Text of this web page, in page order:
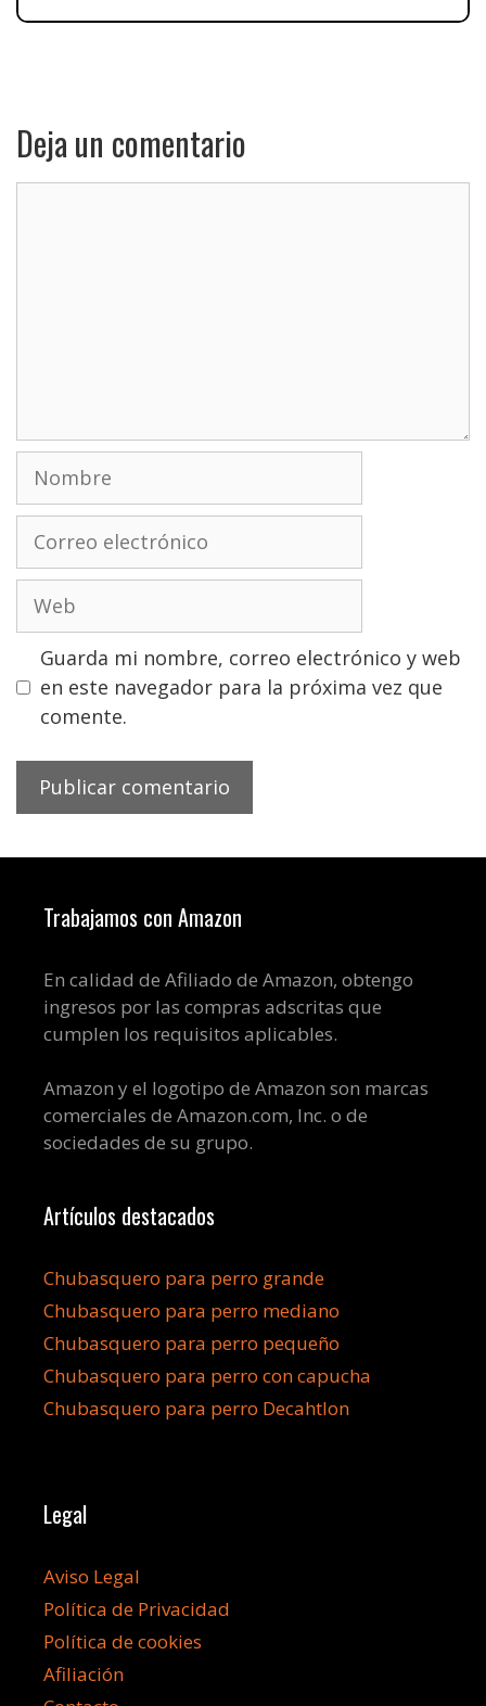
Deja un comentario
Nombre
electrónico
Guarda mi nombre, correo electrónico y web
en este navegador para la próxima vez que
comente.
Trabajamos con Amazon
En calidad de Afiliado de Amazon, obtengo
ingresos por las compras adscritas que
cumplen los requisitos aplicables.
Amazon y el logotipo de Amazon son marcas
comerciales de Amazon.com, Inc. o de
sociedades de su grupo.
Artículos destacados
Chubasquero para perro grande
Chubasquero para perro mediano
Chubasquero para perro pequeño
Chubasquero para perro con capucha
Chubasquero para perro Decahtlon
Legal
Aviso Legal
Política de Privacidad
Política de cookies
Afiliación